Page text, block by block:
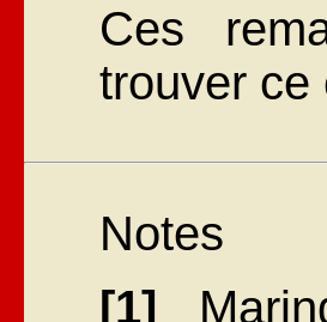
Ces
trouver ce
Notes
[1]